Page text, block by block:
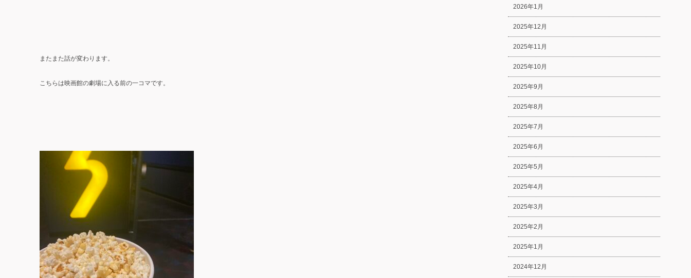
またまた話が変わります。
こちらは映画館の劇場に入る前の一コマです。
2026年1月
2025年12月
2025年11月
2025年10月
2025年9月
2025年8月
2025年7月
2025年6月
2025年5月
2025年4月
2025年3月
2025年2月
2025年1月
2024年12月